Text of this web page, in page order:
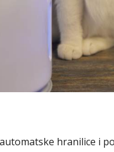
hranilice i